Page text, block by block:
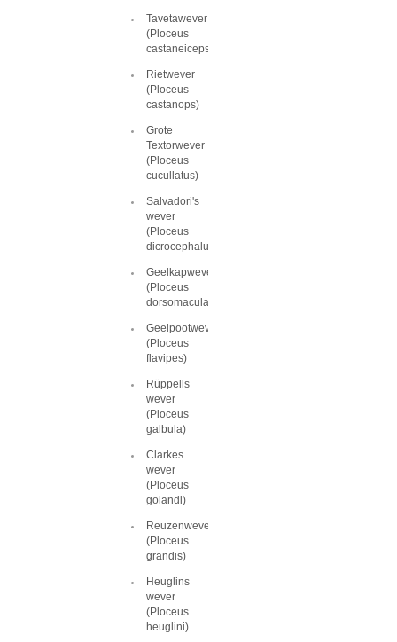
Tavetawever
(Ploceus
castaneiceps)
Rietwever
(Ploceus
castanops)
Grote
Textorwever
(Ploceus
cucullatus)
Salvadori's
wever
(Ploceus
dicrocephalus)
Geelkapwever
(Ploceus
dorsomaculatus)
Geelpootwever
(Ploceus
flavipes)
Rüppells
wever
(Ploceus
galbula)
Clarkes
wever
(Ploceus
golandi)
Reuzenwever
(Ploceus
grandis)
Heuglins
wever
(Ploceus
heuglini)